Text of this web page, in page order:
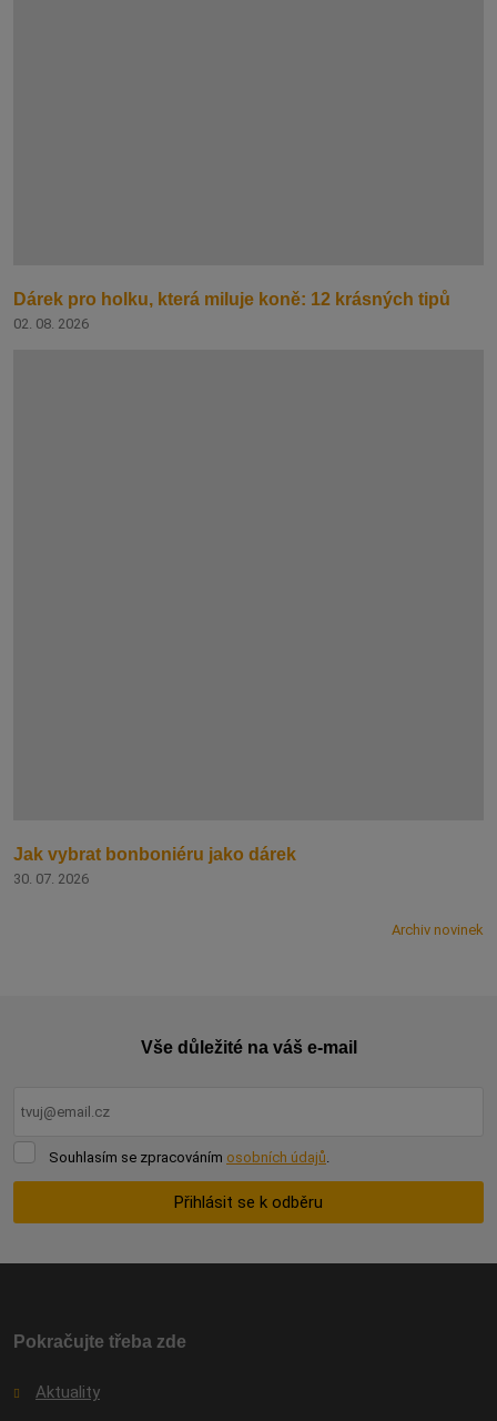
Dárek pro holku, která miluje koně: 12 krásných tipů
02. 08. 2026
Jak vybrat bonboniéru jako dárek
30. 07. 2026
Archiv novinek
Vše důležité na váš e-mail
Souhlasím
Souhlasím se zpracováním osobních údajů
Přihlásit se k odběru
odeslat.
Pokračujte třeba zde
Aktuality